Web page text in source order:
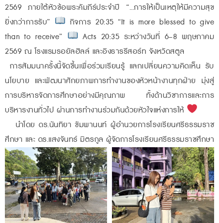
2569 ภายใต้หัวข้อพระคัมภีร์ประจำปี “…การให้เป็นเหตุให้มีความสุข
ยิ่งกว่าการรับ”
กิจการ 20:35 “It is more blessed to give
than to receive”
Acts 20:35 ระหว่างวันที่ 6–8 พฤษภาคม
2569 ณ โรงแรมรอยัลฮิลล์ และอิงธารรีสอร์ท จังหวัดสตูล
การสัมมนาครั้งนี้จัดขึ้นเพื่อร่วมเรียนรู้ แลกเปลี่ยนความคิดเห็น รับ
นโยบาย และพัฒนาศักยภาพการทำงานของหัวหน้างานทุกฝ่าย มุ่งสู่
การบริหารจัดการศึกษาอย่างมีคุณภาพ ทั้งด้านวิชาการและการ
บริหารงานทั่วไป ผ่านการทำงานร่วมกันด้วยหัวใจแห่งการให้
นำโดย ดร.นันทิยา ขัมพานนท์ ผู้อำนวยการโรงเรียนศรีธรรมราช
ศึกษา และ ดร.แสงจันทร์ มิตรกูล ผู้จัดการโรงเรียนศรีธรรมราชศึกษา